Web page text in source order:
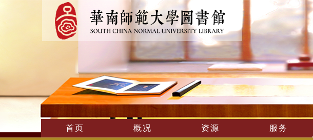
首页 概况 资源 服务